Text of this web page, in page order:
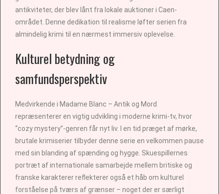
antikviteter, der blev lånt fra lokale auktioner i Caen-
området. Denne dedikation til realisme løfter serien fra
almindelig krimi til en nærmest immersiv oplevelse.
Kulturel betydning og
samfundsperspektiv
Medvirkende i Madame Blanc – Antik og Mord
repræsenterer en vigtig udvikling i moderne krimi-tv, hvor
“cozy mystery”-genren får nyt liv. I en tid præget af mørke,
brutale krimiserier tilbyder denne serie en velkommen pause
med sin blanding af spænding og hygge. Skuespillernes
portræt af internationale samarbejde mellem britiske og
franske karakterer reflekterer også et håb om kulturel
forståelse på tværs af grænser – noget der er særligt